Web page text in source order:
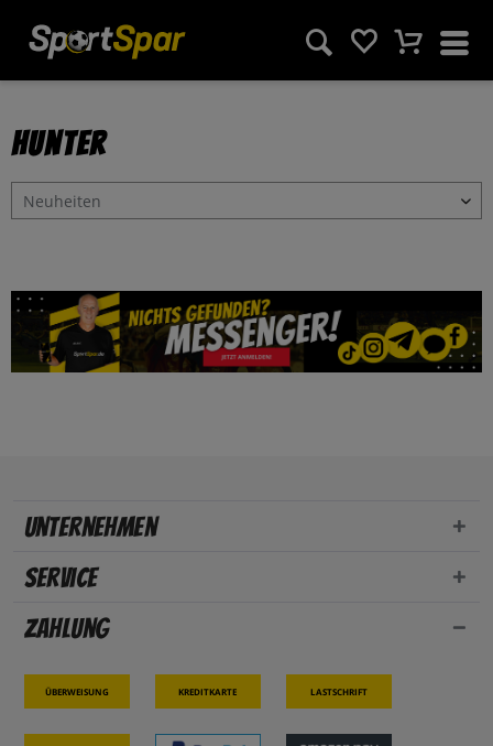
Hunter
Unternehmen
Service
Zahlung
Überweisung Kreditkarte Lastschrift